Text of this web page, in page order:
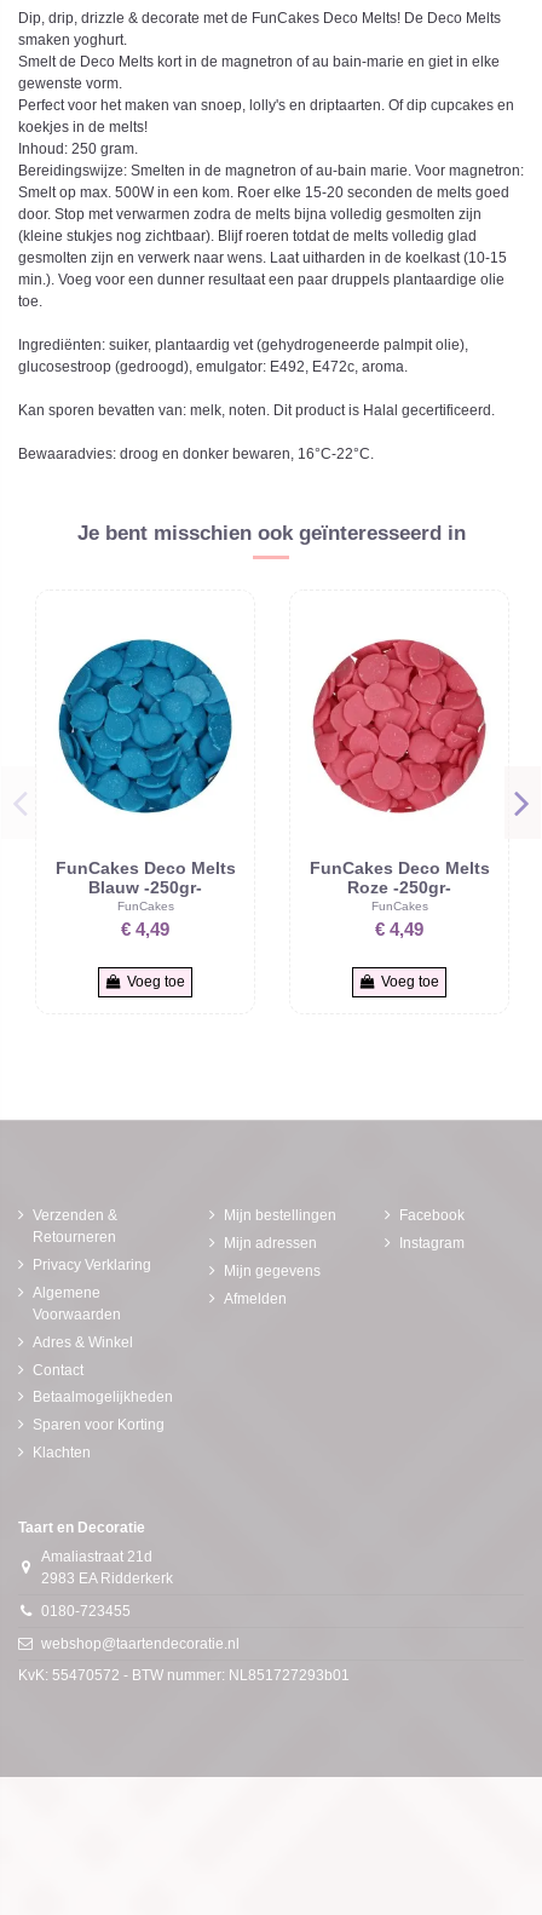
Dip, drip, drizzle & decorate met de FunCakes Deco Melts! De Deco Melts
smaken yoghurt.
Smelt de Deco Melts kort in de magnetron of au bain-marie en giet in elke
gewenste vorm.
Perfect voor het maken van snoep, lolly's en driptaarten. Of dip cupcakes en
koekjes in de melts!
Inhoud: 250 gram.
Bereidingswijze: Smelten in de magnetron of au-bain marie. Voor magnetron:
Smelt op max. 500W in een kom. Roer elke 15-20 seconden de melts goed
door. Stop met verwarmen zodra de melts bijna volledig gesmolten zijn
(kleine stukjes nog zichtbaar). Blijf roeren totdat de melts volledig glad
gesmolten zijn en verwerk naar wens. Laat uitharden in de koelkast (10-15
min.). Voeg voor een dunner resultaat een paar druppels plantaardige olie
toe.
Ingrediënten: suiker, plantaardig vet (gehydrogeneerde palmpit olie),
glucosestroop (gedroogd), emulgator: E492, E472c, aroma.
Kan sporen bevatten van: melk, noten. Dit product is Halal gecertificeerd.
Bewaaradvies: droog en donker bewaren, 16°C-22°C.
Je bent misschien ook geïnteresseerd in
FunCakes Deco Melts
Blauw -250gr-
FunCakes
€ 4,49
Voeg toe
FunCakes Deco Melts
Roze -250gr-
FunCakes
€ 4,49
Voeg toe
Verzenden &
Retourneren
Privacy Verklaring
Algemene
Voorwaarden
Adres & Winkel
Contact
Betaalmogelijkheden
Sparen voor Korting
Klachten
Mijn bestellingen
Mijn adressen
Mijn gegevens
Afmelden
Facebook
Instagram
Taart en Decoratie
Amaliastraat 21d
2983 EA Ridderkerk
0180-723455
webshop@taartendecoratie.nl
KvK: 55470572 - BTW nummer: NL851727293b01